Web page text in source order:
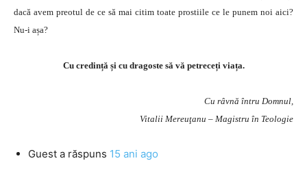
dacă avem preotul de ce să mai citim toate prostiile ce le punem noi aici?
Nu-i așa?
Cu credință și cu dragoste să vă petreceți viața.
Cu râvnă întru Domnul,
Vitalii Mereuţanu – Magistru în Teologie
Guest a răspuns 15 ani ago